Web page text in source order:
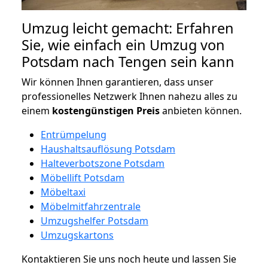
Umzug leicht gemacht: Erfahren
Sie, wie einfach ein Umzug von
Potsdam nach Tengen sein kann
Wir können Ihnen garantieren, dass unser
professionelles Netzwerk Ihnen nahezu alles zu
einem kostengünstigen Preisanbieten können.
Entrümpelung
Haushaltsauflösung Potsdam
Halteverbotszone Potsdam
Möbellift Potsdam
Möbeltaxi
Möbelmitfahrzentrale
Umzugshelfer Potsdam
Umzugskartons
Kontaktieren Sie uns noch heute und lassen Sie